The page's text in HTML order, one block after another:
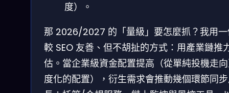
度）。
那 2026/2027 的「量級」要怎麼抓？我用
較 SEO 友善、但不胡扯的方式：用產業鏈推
估。當企業級資金配置提高（從單純投機走
度化的配置），衍生需求會推動幾個環節同